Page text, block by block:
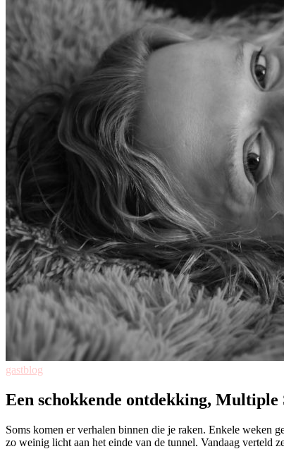
gastblog
Een schokkende ontdekking, Multiple
Soms komen er verhalen binnen die je raken. Enkele weken
zo weinig licht aan het einde van de tunnel. Vandaag verteld